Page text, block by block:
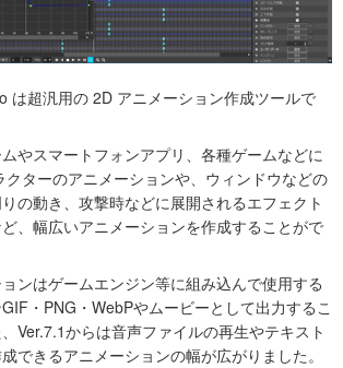
は超汎用の 2D アニメーション作成ツールで
やスマートフォンアプリ、各種ゲームなどに
ターのアニメーションや、ウィンドウなどの
の動き、攻撃時などに展開されるエフェクト
、幅広いアニメーションを作成することがで
ンはゲームエンジン等に組み込んで使用する
・PNG・WebPやムービーとして出力するこ
Ver.7.1からは音声ファイルの再生やテキスト
できるアニメーションの幅が広がりました。